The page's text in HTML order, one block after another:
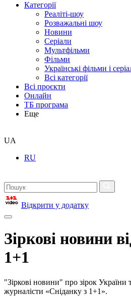
Категорії
Реаліті-шоу
Розважальні шоу
Новини
Серіали
Мультфільми
Фільми
Українські фільми і
Всі категорії
Всі проєкти
Онлайн
ТБ програма
Еще
UA
RU
Відкрити у додатку
Зіркові новини
1+1
"Зіркові новини" про зірок України
журналісти «Сніданку з 1+1».